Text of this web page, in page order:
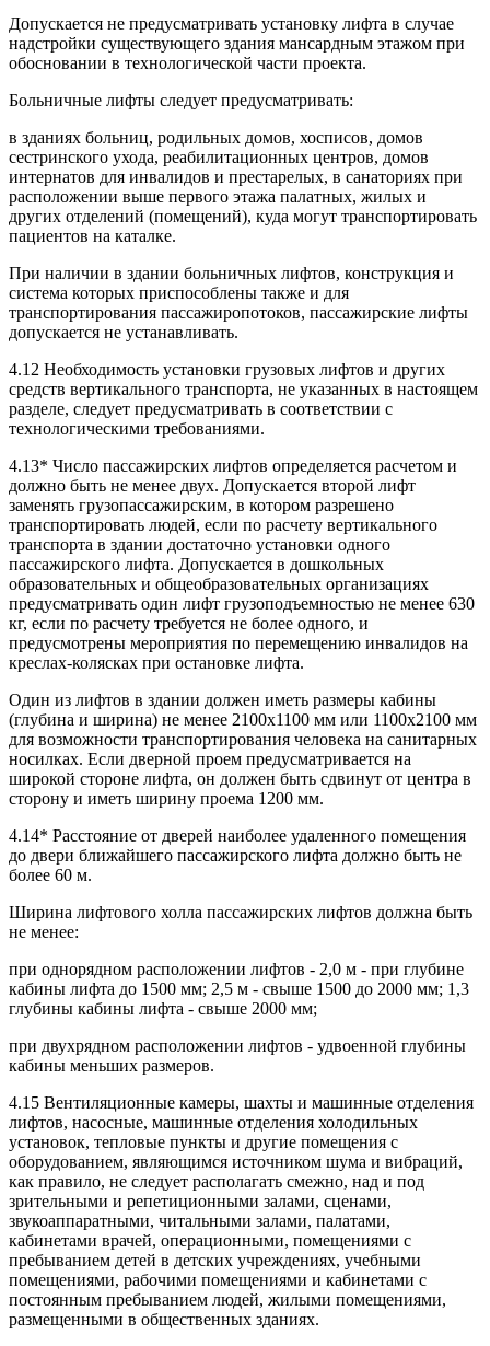
Допускается не предусматривать установку лифта в случае
надстройки существующего здания мансардным этажом при
обосновании в технологической части проекта.
Больничные лифты следует предусматривать:
в зданиях больниц, родильных домов, хосписов, домов
сестринского ухода, реабилитационных центров, домов
интернатов для инвалидов и престарелых, в санаториях при
расположении выше первого этажа палатных, жилых и
других отделений (помещений), куда могут транспортировать
пациентов на каталке.
При наличии в здании больничных лифтов, конструкция и
система которых приспособлены также и для
транспортирования пассажиропотоков, пассажирские лифты
допускается не устанавливать.
4.12 Необходимость установки грузовых лифтов и других
средств вертикального транспорта, не указанных в настоящем
разделе, следует предусматривать в соответствии с
технологическими требованиями.
4.13* Число пассажирских лифтов определяется расчетом и
должно быть не менее двух. Допускается второй лифт
заменять грузопассажирским, в котором разрешено
транспортировать людей, если по расчету вертикального
транспорта в здании достаточно установки одного
пассажирского лифта. Допускается в дошкольных
образовательных и общеобразовательных организациях
предусматривать один лифт грузоподъемностью не менее 630
кг, если по расчету требуется не более одного, и
предусмотрены мероприятия по перемещению инвалидов на
креслах-колясках при остановке лифта.
Один из лифтов в здании должен иметь размеры кабины
(глубина и ширина) не менее 2100x1100 мм или 1100x2100 мм
для возможности транспортирования человека на санитарных
носилках. Если дверной проем предусматривается на
широкой стороне лифта, он должен быть сдвинут от центра в
сторону и иметь ширину проема 1200 мм.
4.14* Расстояние от дверей наиболее удаленного помещения
до двери ближайшего пассажирского лифта должно быть не
более 60 м.
Ширина лифтового холла пассажирских лифтов должна быть
не менее:
при однорядном расположении лифтов - 2,0 м - при глубине
кабины лифта до 1500 мм; 2,5 м - свыше 1500 до 2000 мм; 1,3
глубины кабины лифта - свыше 2000 мм;
при двухрядном расположении лифтов - удвоенной глубины
кабины меньших размеров.
4.15 Вентиляционные камеры, шахты и машинные отделения
лифтов, насосные, машинные отделения холодильных
установок, тепловые пункты и другие помещения с
оборудованием, являющимся источником шума и вибраций,
как правило, не следует располагать смежно, над и под
зрительными и репетиционными залами, сценами,
звукоаппаратными, читальными залами, палатами,
кабинетами врачей, операционными, помещениями с
пребыванием детей в детских учреждениях, учебными
помещениями, рабочими помещениями и кабинетами с
постоянным пребыванием людей, жилыми помещениями,
размещенными в общественных зданиях.